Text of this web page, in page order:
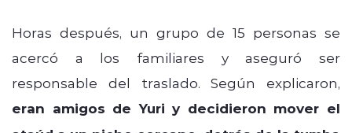
Horas después, un grupo de 15 personas se
acercó a los familiares y aseguró ser
responsable del traslado. Según explicaron,
eran amigos de Yuri y decidieron mover el